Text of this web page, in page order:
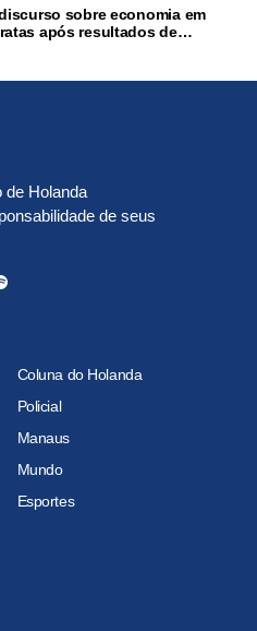
sobre economia em
após resultados de
de Holanda
de seus
Coluna do Holanda
Policial
Manaus
Mundo
Esportes